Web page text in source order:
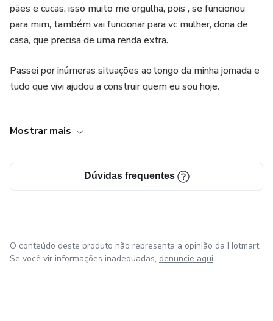
pães e cucas, isso muito me orgulha, pois , se funcionou
para mim, também vai funcionar para vc mulher, dona de
casa, que precisa de uma renda extra.
Passei por inúmeras situações ao longo da minha jornada e
tudo que vivi ajudou a construir quem eu sou hoje.
sinto na obrigação de ajudar outras pessoas a resolverem
desenvolvi ao longo da jornada, o que faz a diferença em
nossas vidas não são os anos mas sim os danos que
Mostrar mais
Dúvidas frequentes
O conteúdo deste produto não representa a opinião da Hotmart.
Se você vir informações inadequadas, denuncie aqui